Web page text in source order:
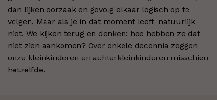
dan lijken oorzaak en gevolg elkaar logisch op te
volgen. Maar als je in dat moment leeft, natuurlijk
niet. We kijken terug en denken: hoe hebben ze dat
niet zien aankomen? Over enkele decennia zeggen
onze kleinkinderen en achterkleinkinderen misschien
hetzelfde.